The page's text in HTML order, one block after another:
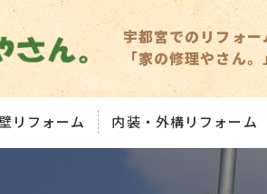
宇都宮でのリフォ
「家の修理やさん
リフォーム 内装・外構リフォーム